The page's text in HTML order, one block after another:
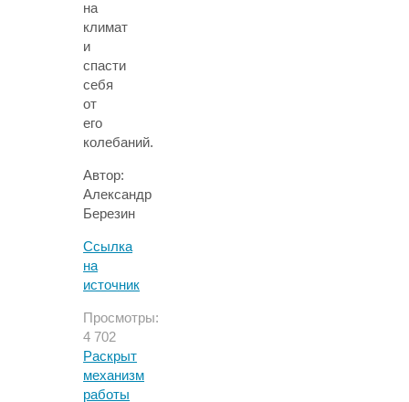
на
климат
и
спасти
себя
от
его
колебаний.
Автор:
Александр
Березин
Ссылка
на
источник
Просмотры:
4 702
Раскрыт
механизм
работы